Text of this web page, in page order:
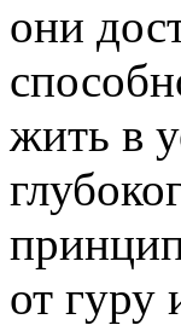
они
жить в
от гуру